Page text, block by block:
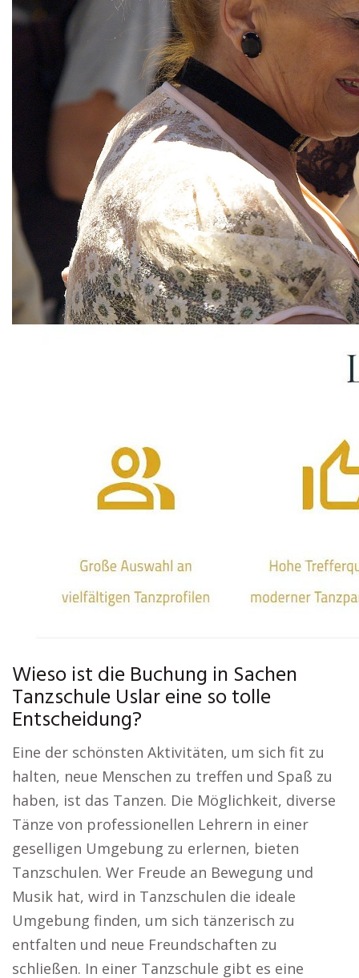
Wieso ist die Buchung in Sachen
Tanzschule Uslar eine so tolle
Entscheidung?
Eine der schönsten Aktivitäten, um sich fit zu
halten, neue Menschen zu treffen und Spaß zu
haben, ist das Tanzen. Die Möglichkeit, diverse
Tänze von professionellen Lehrern in einer
geselligen Umgebung zu erlernen, bieten
Tanzschulen. Wer Freude an Bewegung und
Musik hat, wird in Tanzschulen die ideale
Umgebung finden, um sich tänzerisch zu
entfalten und neue Freundschaften zu
schließen. In einer Tanzschule gibt es eine